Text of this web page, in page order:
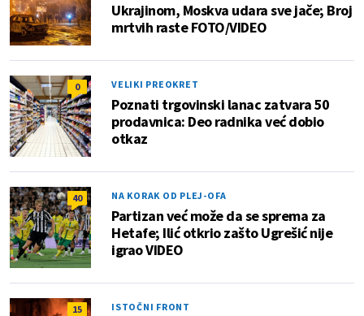
Ukrajinom, Moskva udara sve jače; Broj
mrtvih raste FOTO/VIDEO
0 VELIKI PREOKRET
Poznati trgovinski lanac zatvara 50
prodavnica: Deo radnika već dobio
otkaz
40 NA KORAK OD PLEJ-OFA
Partizan već može da se sprema za
Hetafe; Ilić otkrio zašto Ugrešić nije
igrao VIDEO
15 ISTOČNI FRONT